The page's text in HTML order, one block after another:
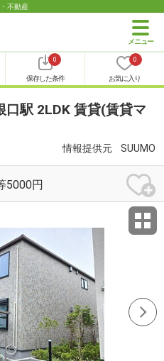
不動産
0
保存した条件
0
お気に入り
駅 2LDK 賃貸(賃貸マ
情報提供元 SUUMO
5000円